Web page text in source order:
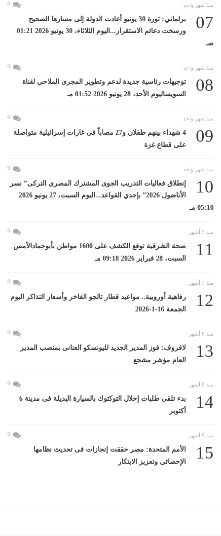
منذ شهر واحد 0
07
برلماني: ثورة 30 يونيو أعادت الدولة إلى مسارها الصحيح
ورسخت دعائم الاستقرار...اليوم الثلاثاء، 30 يونيو 2026 01:21
صـ
منذ شهر واحد 0
08
توجيهات رئاسية جديدة لدعم وتطوير المجرى الملاحي لقناة
السويساليوم الأحد، 28 يونيو 2026 01:52 مـ
منذ شهر واحد 0
09
4 شهداء بينهم طفلان و27 مصاباً فى غارات إسرائيلية متواصلة
على قطاع غزة
منذ شهر واحد 0
10
إنطلاق فعاليات التدريب الجوى المشترك المصرى التركى” نسر
الأناضول 2026” بإحدي القواعد...اليوم السبت، 27 يونيو 2026
05:10 مـ
منذ 5 أشهر 0
11
صحة الشرقية توقع الكشف على 1600 مواطن بأبوحمادالأمس
السبت، 28 فبراير 2026 09:18 مـ
منذ 7 أشهر 0
12
رفاهية أوروبية.. مواعيد قطار تالجو الفاخر وأسعار التذاكر اليوم
الجمعة 16-1-2026
منذ 8 أشهر 0
13
لافروف: فوز المدير الجديد لليونسكو العنانى بمنصب المدير
العام مؤشر مشجع
منذ 8 أشهر 0
14
بدء تلقى طلبات إحلال التوكتوك بالسيارة البديلة فى مدينة 6
أكتوبر
منذ 9 أشهر 0
15
الأمم المتحدة: مصر حققت إنجازات فى تحديث نظامها
الإحصائى وتعزيز الابتكار